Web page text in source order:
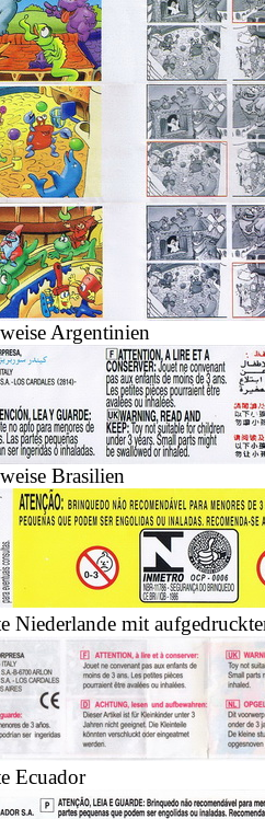
Argentinien
Brasilien
Niederlande mit
Ecuador